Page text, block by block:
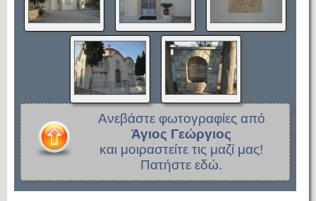
Ανεβάστε φωτογραφίες από
Άγιος Γεώργιος
και μοιραστείτε τις μαζί μας!
Πατήστε εδώ.